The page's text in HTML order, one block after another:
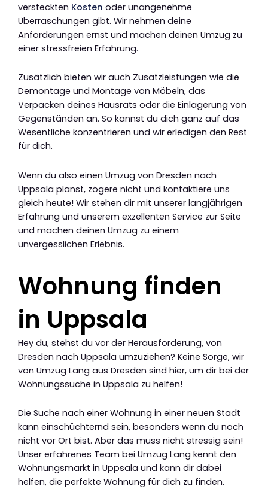
versteckten Kosten oder unangenehme
Überraschungen gibt. Wir nehmen deine
Anforderungen ernst und machen deinen Umzug zu
einer stressfreien Erfahrung.
Zusätzlich bieten wir auch Zusatzleistungen wie die
Demontage und Montage von Möbeln, das
Verpacken deines Hausrats oder die Einlagerung von
Gegenständen an. So kannst du dich ganz auf das
Wesentliche konzentrieren und wir erledigen den Rest
für dich.
Wenn du also einen Umzug von Dresden nach
Uppsala planst, zögere nicht und kontaktiere uns
gleich heute! Wir stehen dir mit unserer langjährigen
Erfahrung und unserem exzellenten Service zur Seite
und machen deinen Umzug zu einem
unvergesslichen Erlebnis.
Wohnung finden
in Uppsala
Hey du, stehst du vor der Herausforderung, von
Dresden nach Uppsala umzuziehen? Keine Sorge, wir
von Umzug Lang aus Dresden sind hier, um dir bei der
Wohnungssuche in Uppsala zu helfen!
Die Suche nach einer Wohnung in einer neuen Stadt
kann einschüchternd sein, besonders wenn du noch
nicht vor Ort bist. Aber das muss nicht stressig sein!
Unser erfahrenes Team bei Umzug Lang kennt den
Wohnungsmarkt in Uppsala und kann dir dabei
helfen, die perfekte Wohnung für dich zu finden.